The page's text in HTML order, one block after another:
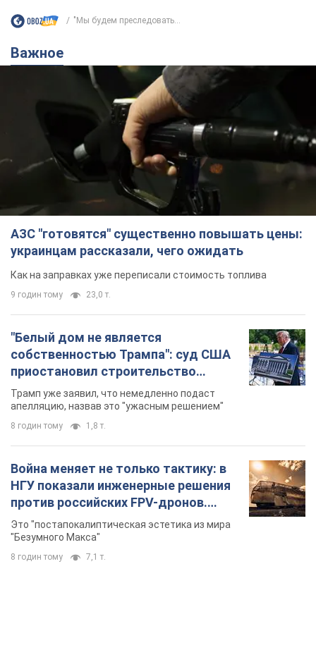
"Мы будем преследовать...
Важное
АЗС "готовятся" существенно повышать цены:
украинцам рассказали, чего ожидать
Как на заправках уже переписали стоимость топлива
9 годин тому 23,0 т.
"Белый дом не является
собственностью Трампа": суд США
приостановил строительство
бального зала стоимостью 400 млн
долларов
Трамп уже заявил, что немедленно подаст
апелляцию, назвав это "ужасным решением"
8 годин тому 1,8 т.
Война меняет не только тактику: в
НГУ показали инженерные решения
против российских FPV-дронов.
Фото
Это "постапокалиптическая эстетика из мира
"Безумного Макса"
8 годин тому 7,1 т.